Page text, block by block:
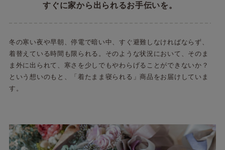
すぐに家から出られるお手伝いを。
冬の寒い夜や早朝、停電で暗い中、すぐ避難しなければならず、
着替えている時間も限られる。そのような状況において、そのま
ま外に出られて、寒さを少しでもやわらげることができないか？
という想いのもと、「着たまま寝られる」商品をお届けしていま
す。